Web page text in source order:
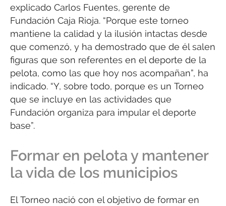
explicado Carlos Fuentes, gerente de
Fundación Caja Rioja. “Porque este torneo
mantiene la calidad y la ilusión intactas desde
que comenzó, y ha demostrado que de él salen
figuras que son referentes en el deporte de la
pelota, como las que hoy nos acompañan”, ha
indicado. “Y, sobre todo, porque es un Torneo
que se incluye en las actividades que
Fundación organiza para impular el deporte
base”.
Formar en pelota y mantener
la vida de los municipios
El Torneo nació con el objetivo de formar en